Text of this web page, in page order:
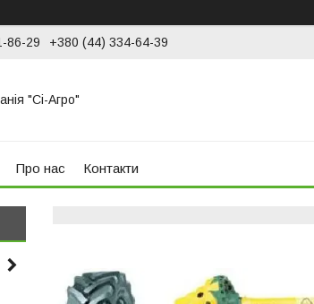
86-29 +380 (44) 334-64-39
"Сі-Агро"
Про нас Контакти